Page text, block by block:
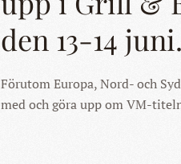
den 13-14 juni.
Förutom Europa, Nord- och
med och göra upp om VM-